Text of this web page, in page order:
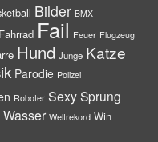
Bilder BMX
Fahrrad Fail Feuer Flugzeug
Hund Junge Katze
Parodie Polizei
Roboter SexySprung
Wasser Weltrekord Win